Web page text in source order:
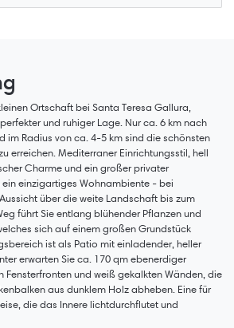
Ortschaft bei Santa Teresa Gallura,
und ruhiger Lage. Nur ca. 6 km nach
im Radius von ca. 4-5 km sind die schönsten
erreichen. Mediterraner Einrichtungsstil, hell
Charme und ein großer privater
einzigartiges Wohnambiente - bei
über die weite Landschaft bis zum
führt Sie entlang blühender Pflanzen und
sich auf einem großen Grundstück
ist als Patio mit einladender, heller
erwarten Sie ca. 170 qm ebenerdiger
und weiß gekalkten Wänden, die
aus dunklem Holz abheben. Eine für
die das Innere lichtdurchflutet und